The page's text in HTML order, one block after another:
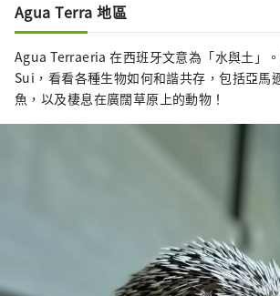
Agua Terra 地區
Agua Terraeria 在西班牙文意為「水與土」
Sui，看看各種生物如何和諧共存，包括亞馬
魚，以及棲息在廣闊草原上的動物！